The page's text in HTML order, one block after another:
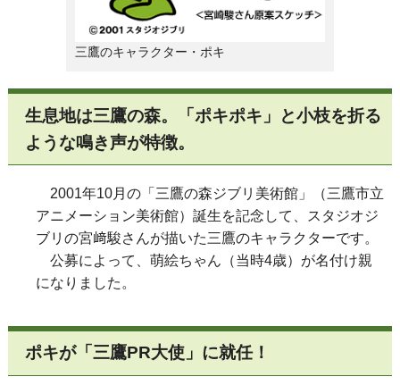
三鷹のキャラクター・ポキ
生息地は三鷹の森。「ポキポキ」と小枝を折る
ような鳴き声が特徴。
2001年10月の「三鷹の森ジブリ美術館」（三鷹市立
アニメーション美術館）誕生を記念して、スタジオジ
ブリの宮﨑駿さんが描いた三鷹のキャラクターです。
公募によって、萌絵ちゃん（当時4歳）が名付け親
になりました。
ポキが「三鷹PR大使」に就任！